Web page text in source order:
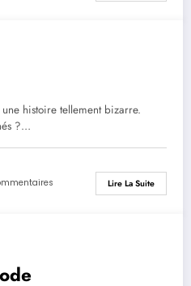
une histoire tellement bizarre.
?…
Lire La Suite